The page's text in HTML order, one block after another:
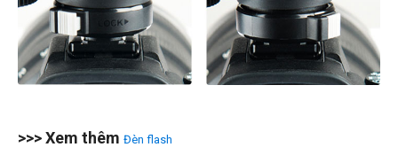
>>> Xem thêm Đèn flash